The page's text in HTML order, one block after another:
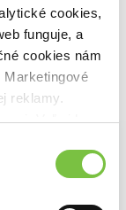
cookies,
funguje, a
cookies nám
reklamy.
Veľmi by